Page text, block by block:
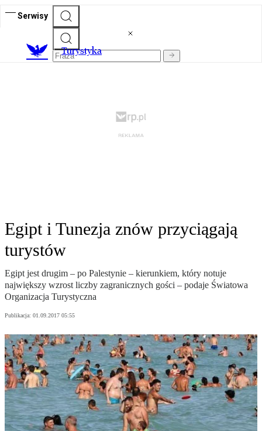
Serwisy
Turystyka
Egipt i Tunezja znów przyciągają
turystów
Egipt jest drugim – po Palestynie – kierunkiem, który notuje
największy wzrost liczby zagranicznych gości – podaje Światowa
Organizacja Turystyczna
Publikacja: 01.09.2017 05:55